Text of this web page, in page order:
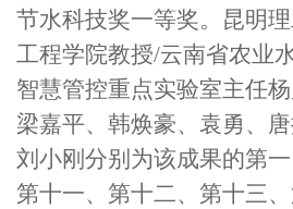
节水科技奖一等奖。昆明
工程学院教授/云南省农业
智慧管控重点实验室主任
梁嘉平、韩焕豪、袁勇、唐
刘小刚分别为该成果的第一
第十一、第十二、第十三、